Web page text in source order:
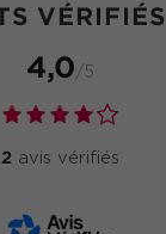
VÉRIFIÉS
4,0/5
2 avis vérifiés